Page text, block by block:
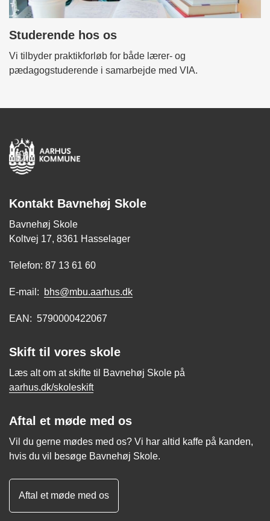
Studerende hos os
Vi tilbyder praktikforløb for både lærer- og
pædagogstuderende i samarbejde med VIA.
Kontakt Bavnehøj Skole
Bavnehøj Skole
Koltvej 17, 8361 Hasselager
Telefon: 87 13 61 60
E-mail: bhs@mbu.aarhus.dk
EAN: 5790000422067
Skift til vores skole
Læs alt om at skifte til Bavnehøj Skole på
aarhus.dk/skoleskift
Aftal et møde med os
Vil du gerne mødes med os? Vi har altid kaffe på kanden,
hvis du vil besøge Bavnehøj Skole.
Aftal et møde med os